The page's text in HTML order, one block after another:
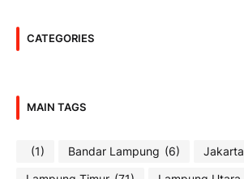
CATEGORIES
MAIN TAGS
(1) Bandar Lampung (6) Jakarta